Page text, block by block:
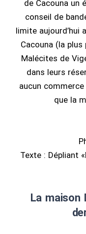
de Cacouna un
conseil de
limite aujourd’hui
Cacouna (la
Malécites de
dans leurs
aucun
que la
Texte : Dépliant
La maison